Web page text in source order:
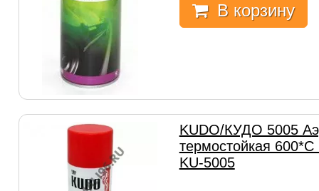
В корзину
KUDO/КУДО 5005
термостойкая
KU-5005